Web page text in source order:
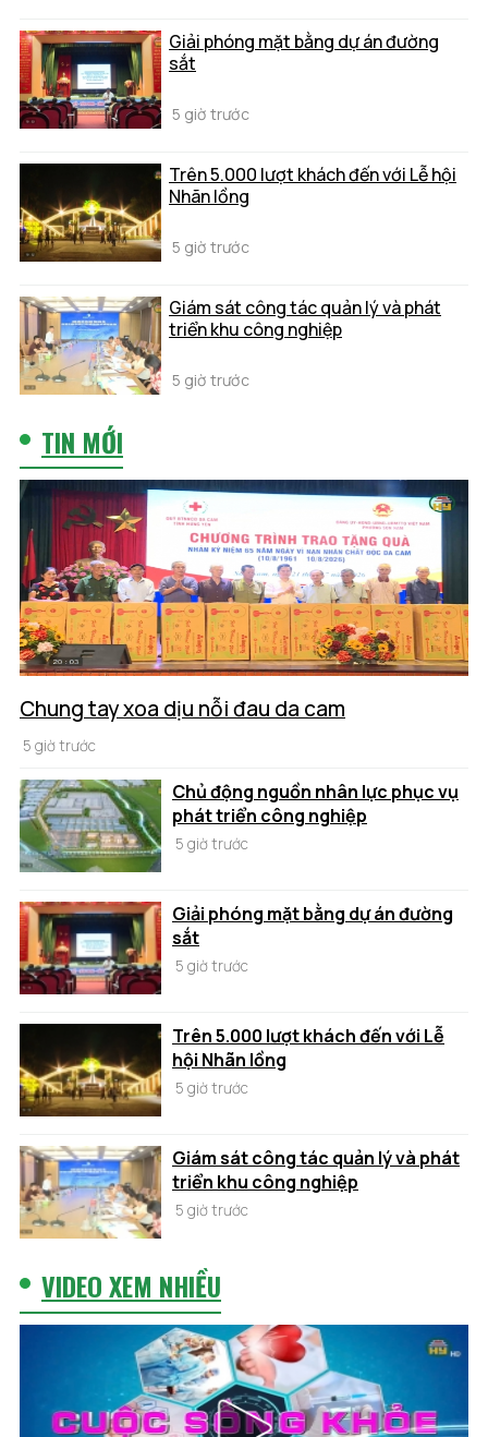
Giải phóng mặt bằng dự án đường
sắt
5 giờ trước
Trên 5.000 lượt khách đến với Lễ hội
Nhãn lồng
5 giờ trước
Giám sát công tác quản lý và phát
triển khu công nghiệp
5 giờ trước
TIN MỚI
Chung tay xoa dịu nỗi đau da cam
5 giờ trước
Chủ động nguồn nhân lực phục vụ
phát triển công nghiệp
5 giờ trước
Giải phóng mặt bằng dự án đường
sắt
5 giờ trước
Trên 5.000 lượt khách đến với Lễ
hội Nhãn lồng
5 giờ trước
Giám sát công tác quản lý và phát
triển khu công nghiệp
5 giờ trước
VIDEO XEM NHIỀU